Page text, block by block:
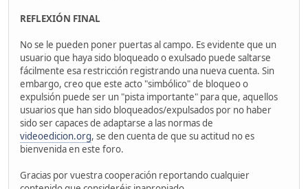
REFLEXIÓN FINAL
No se le pueden poner puertas al campo. Es evidente que un
usuario que haya sido bloqueado o exulsado puede saltarse
fácilmente esa restricción registrando una nueva cuenta. Sin
embargo, creo que este acto "simbólico" de bloqueo o
expulsión puede ser un "pista importante" para que, aquellos
usuarios que han sido bloqueados/expulsados por no haber
sido ser capaces de adaptarse a las normas de
videoedicion.org, se den cuenta de que su actitud no es
bienvenida en este foro.
Gracias por vuestra cooperación reportando cualquier